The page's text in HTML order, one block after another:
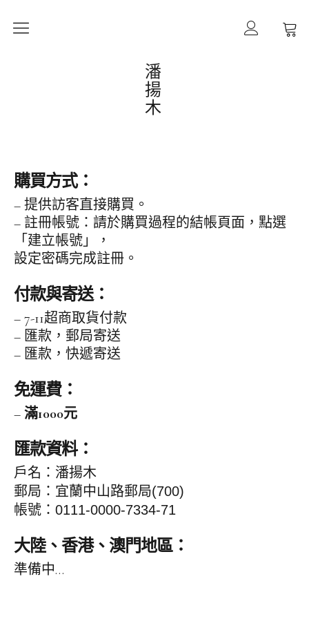
潘
揚
木
作品
購買備註
形態
過程
購買方式：
– 提供訪客直接購買。
– 註冊帳號：請於購買過程的結帳頁面，點選
「建立帳號」，
設定密碼完成註冊。
付款與寄送：
– 7-11超商取貨付款
– 匯款，郵局寄送
– 匯款，快遞寄送
免運費：
– 滿1000元
匯款資料：
戶名：潘揚木
郵局：宜蘭中山路郵局(700)
帳號： 0111-0000-7334-71
大陸、香港、澳門地區：
準備中…